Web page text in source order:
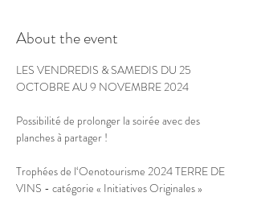
About the event
LES VENDREDIS & SAMEDIS DU 25
OCTOBRE AU 9 NOVEMBRE 2024
Possibilité de prolonger la soirée avec des
planches à partager !
Trophées de l‘Oenotourisme 2024 TERRE DE
VINS - catégorie « Initiatives Originales »